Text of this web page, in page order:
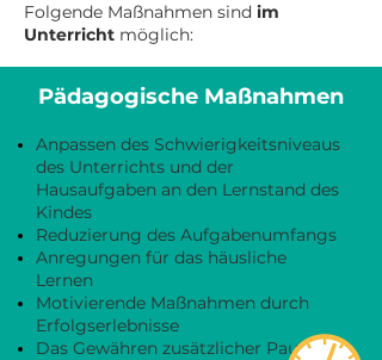
Folgende Maßnahmen sind im
Unterricht möglich:
Pädagogische Maßnahmen
Anpassen des Schwierigkeitsniveaus
des Unterrichts und der
Hausaufgaben an den Lernstand des
Kindes
Reduzierung des Aufgabenumfangs
Anregungen für das häusliche
Lernen
Motivierende Maßnahmen durch
Erfolgserlebnisse
Das Gewähren zusätzlicher Pausen